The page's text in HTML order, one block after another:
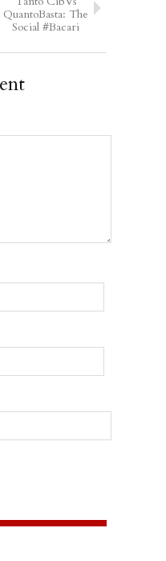
QuantoBasta: The
Social #Bacari